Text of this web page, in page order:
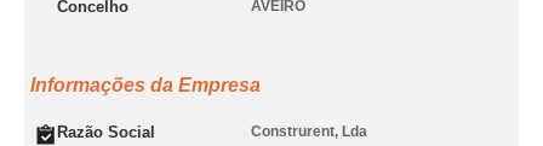
Concelho AVEIRO
Informações da Empresa
Razão Social Construrent, Lda